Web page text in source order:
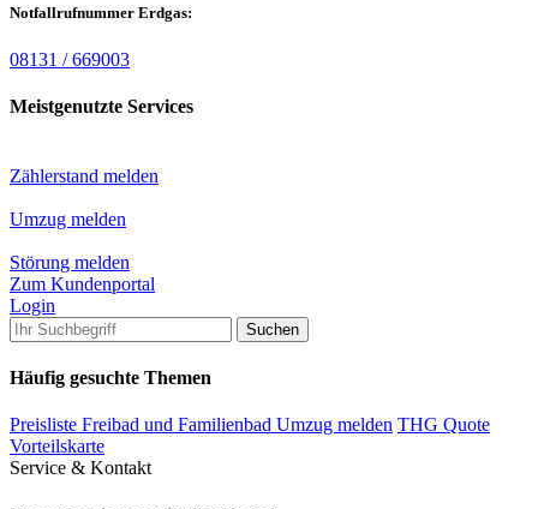
Notfallrufnummer Erdgas:
08131 / 669003
Meistgenutzte Services
Zählerstand melden
Umzug melden
Störung melden
Zum Kundenportal
Login
Häufig gesuchte Themen
Preisliste Freibad und Familienbad Umzug melden THG Quote
Vorteilskarte
Service & Kontakt